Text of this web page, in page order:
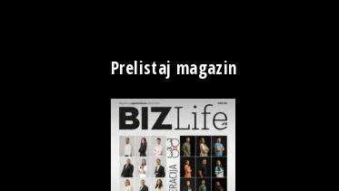
Prelistaj magazin